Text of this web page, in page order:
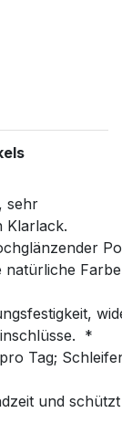
sehr
Klarlack.
natürliche
*
Tag;
und